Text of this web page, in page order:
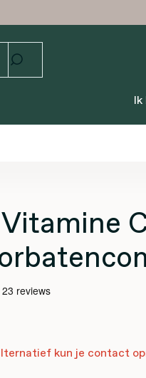
kun je contact